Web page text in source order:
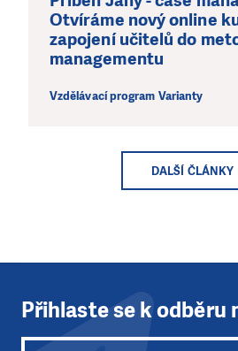
Otvíráme nový online
zapojení učitelů do
managementu
Vzdělávací program Varianty
DALŠÍ ČLÁNKY
Přihlaste se k odběru